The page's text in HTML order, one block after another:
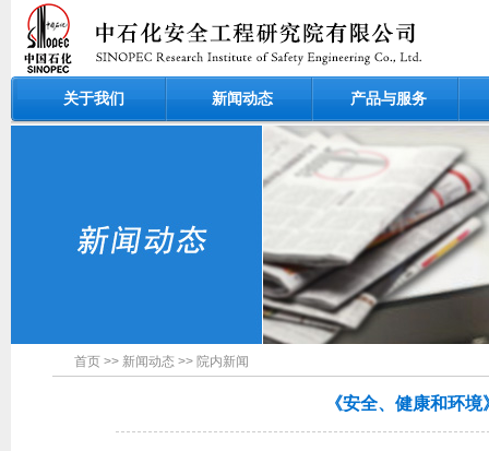
关于我们 新闻动态 产品与服务
首页 >> 新闻动态 >> 院内新闻
《安全、健康和环